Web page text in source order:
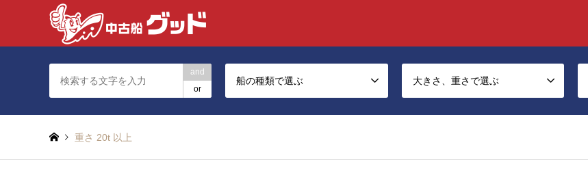
and
or
船の種類で選ぶ 大きさ、重さで選ぶ
重さ 20t 以上